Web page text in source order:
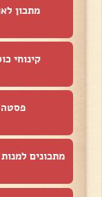
מתכון
קינוחי
פסטה
מתכונים